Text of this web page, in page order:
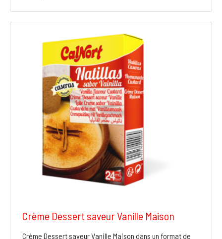
Crème Dessert saveur Vanille Maison
Crème Dessert saveur Vanille Maison dans un format de